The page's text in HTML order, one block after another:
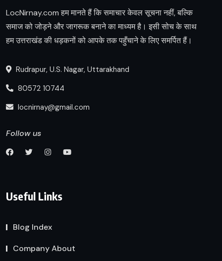
LocNirnay.com हम मानते हैं कि समाचार केवल सूचना नहीं, बल्कि
समाज को जोड़ने और जागरूक बनाने का माध्यम है। इसी सोच के साथ
हम उत्तराखंड की धड़कनों को आपके तक पहुँचाने के लिए समर्पित हैं।
Rudrapur, U.S. Nagar, Uttarakhand
80572 10744
locnirnay@gmail.com
Follow us
Useful Links
Blog Index
Company About